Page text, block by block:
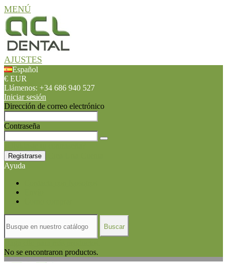
MENÚ
AJUSTES
Español
€ EUR
Llámenos: +34 686 940 527
Iniciar sesión
Dirección de correo electrónico
Contraseña
Registrarse
Ayuda
Buscar
No se encontraron productos.